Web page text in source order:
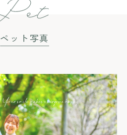
ペット写真